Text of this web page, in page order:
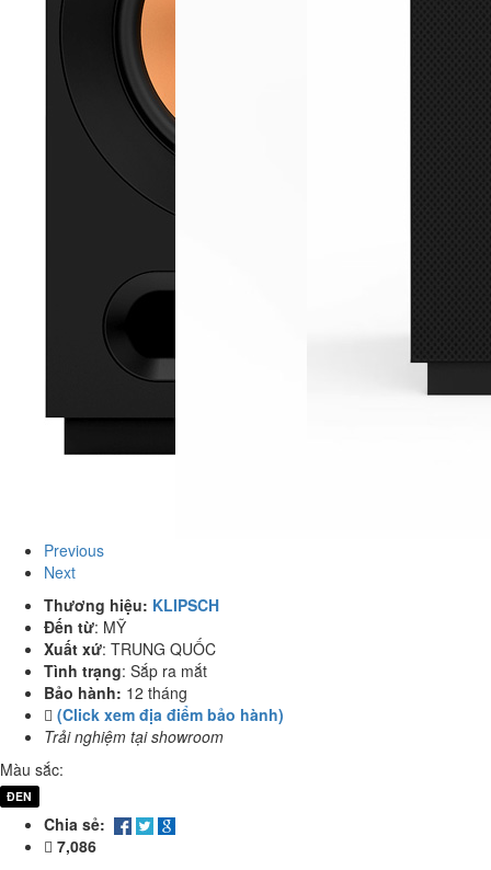
Previous
Next
Thương hiệu: KLIPSCH
Đến từ: MỸ
Xuất xứ: TRUNG QUỐC
Tình trạng: Sắp ra mắt
Bảo hành: 12 tháng
(Click xem địa điểm bảo hành)
Trải nghiệm tại showroom
Màu sắc:
ĐEN
Chia sẻ:
7,086